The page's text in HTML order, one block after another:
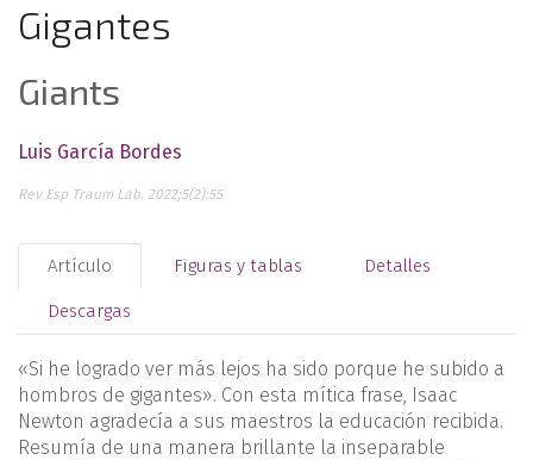
Gigantes
Giants
Luis García Bordes
Rev Esp Traum Lab. 2022;5(2):55
Artículo Figuras y tablas Detalles
Descargas
«Si he logrado ver más lejos ha sido porque he subido a
hombros de gigantes». Con esta mítica frase, Isaac
Newton agradecía a sus maestros la educación recibida.
Resumía de una manera brillante la inseparable